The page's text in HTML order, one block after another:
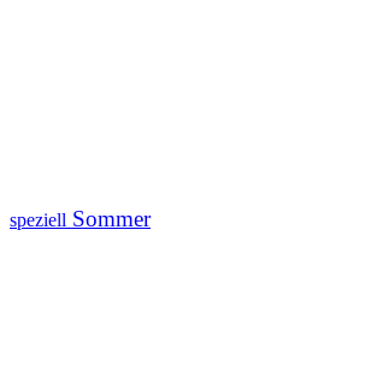
speziell Sommer